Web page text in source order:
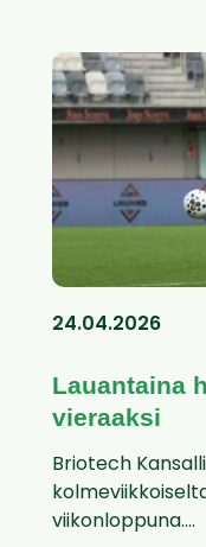
24.04.2026
Lauantaina
vieraaksi
Briotech
viikonloppuna....